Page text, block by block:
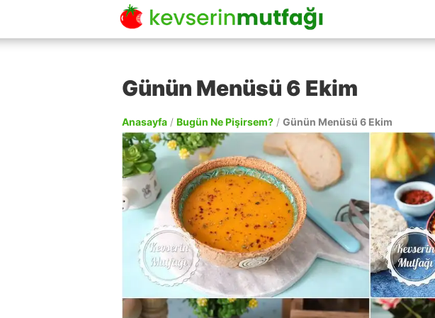
Günün Menüsü 6 Ekim
Anasayfa / Bugün Ne Pişirsem? / Günün Menüsü 6 Ekim